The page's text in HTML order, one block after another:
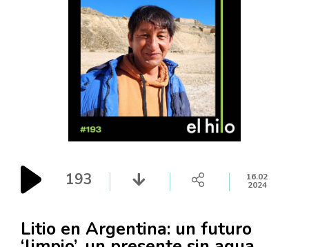
Litio en Argentina: un futuro
193 16.02
2024